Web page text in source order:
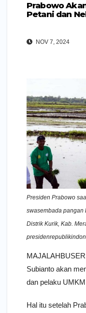
Prabowo
Petani dan
NOV 7, 2024
Presiden Prabowo
swasembada pangan
Distrik Kurik, Kab.
Subianto akan
dan pelaku
Hal itu setelah